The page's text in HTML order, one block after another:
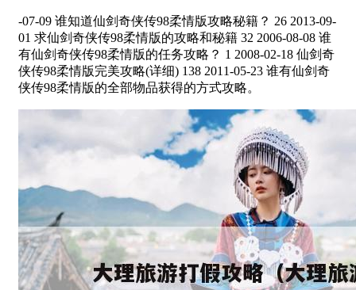
-07-09 谁知道仙剑奇侠传98柔情版攻略秘籍？ 26 2013-09-
01 求仙剑奇侠传98柔情版的攻略和秘籍 32 2006-08-08 谁
有仙剑奇侠传98柔情版的任务攻略？ 1 2008-02-18 仙剑奇
侠传98柔情版完美攻略(详细) 138 2011-05-23 谁有仙剑奇
侠传98柔情版的全部物品获得的方式攻略。